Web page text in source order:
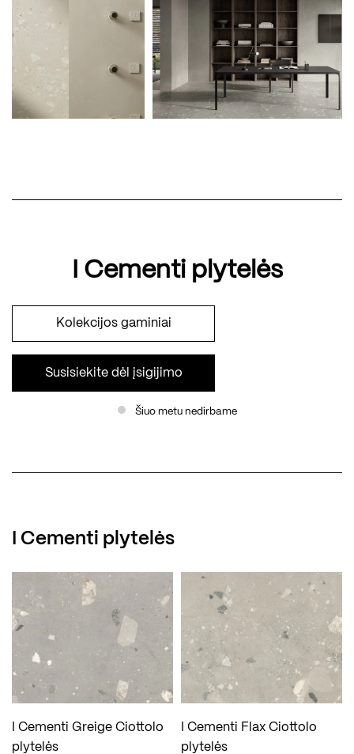
I Cementi plytelės
Kolekcijos gaminiai
Susisiekite dėl įsigijimo
Šiuo metu nedirbame
I Cementi plytelės
I Cementi Greige Ciottolo
plytelės
I Cementi Flax Ciottolo
plytelės